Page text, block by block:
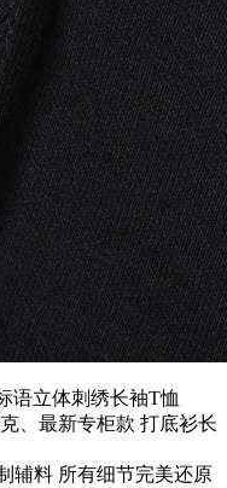
语立体刺绣长袖T恤
、最新专柜款 打底衫长
辅料 所有细节完美还原